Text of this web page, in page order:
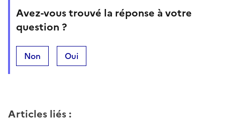
Avez-vous trouvé la réponse à votre
question ?
Non Oui
Articles liés :